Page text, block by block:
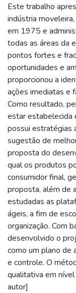
Este trabalho
indústria
em 1975 e
todas as áreas da
pontos fortes e
oportunidades e
proporcionou a
ações imediatas e
Como resultado,
estar estabelecida
possui estratégias
sugestão de
proposta do
qual os produtos
consumidor final,
proposta, além de
estudadas as
ágeis, a fim de
organização. Com
desenvolvido o
como um plano de
e controle. O
qualitativa em
autor]